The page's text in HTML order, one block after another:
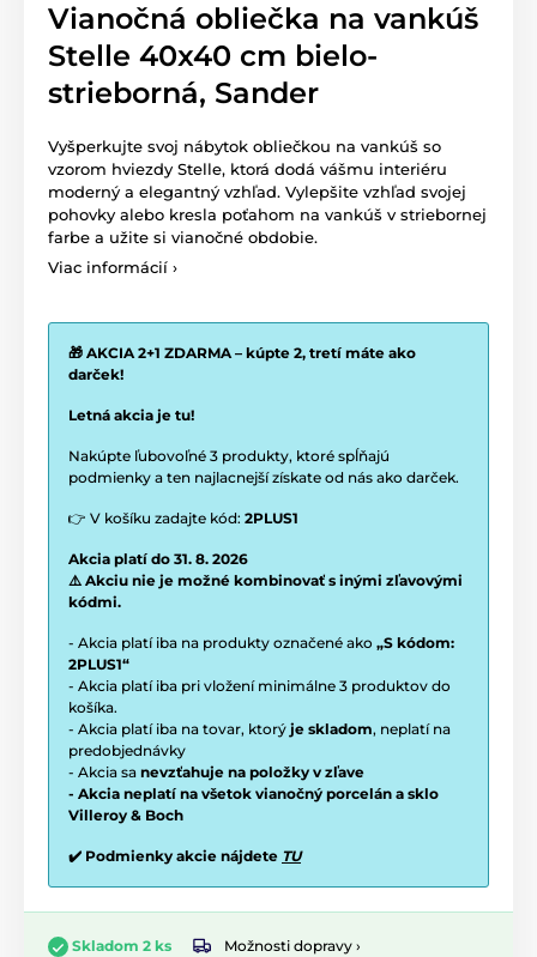
Vianočná obliečka na vankúš
Stelle 40x40 cm bielo-
strieborná, Sander
Vyšperkujte svoj nábytok obliečkou na vankúš so
vzorom hviezdy Stelle, ktorá dodá vášmu interiéru
moderný a elegantný vzhľad. Vylepšite vzhľad svojej
pohovky alebo kresla poťahom na vankúš v striebornej
farbe a užite si vianočné obdobie.
Viac informácií ›
🎁 AKCIA 2+1 ZDARMA – kúpte 2, tretí máte ako
darček!
Letná akcia je tu!
Nakúpte ľubovoľné 3 produkty, ktoré spĺňajú
podmienky a ten najlacnejší získate od nás ako darček.
👉 V košíku zadajte kód: 2PLUS1
Akcia platí do 31. 8. 2026
⚠️ Akciu nie je možné kombinovať s inými zľavovými
kódmi.
- Akcia platí iba na produkty označené ako „S kódom:
2PLUS1“
- Akcia platí iba pri vložení minimálne 3 produktov do
košíka.
- Akcia platí iba na tovar, ktorý je skladom, neplatí na
predobjednávky
- Akcia sa nevzťahuje na položky v zľave
- Akcia neplatí na všetok vianočný porcelán a sklo
Villeroy & Boch
✔️ Podmienky akcie nájdete TU
Skladom 2 ks
Možnosti dopravy ›